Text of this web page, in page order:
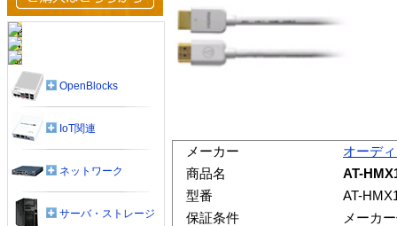
メーカー
オーデ
商品名
AT-
型番
AT-
保証条件
メーカ
OpenBlocks
IoT関連
ネットワーク
サーバ・ストレージ